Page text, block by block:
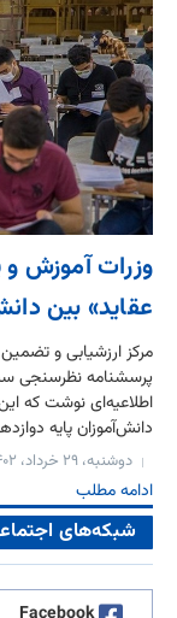
وزرات آموزش
عقاید» بین
مرکز ارزشیابی و
پرسشنامه نظرسنجی
اطلاعیه‌ای نوشت که
دانش‌آموزان پایه
دوشنبه، ۲۹ خرداد، ۱۴۰۲
ادامه مطلب
شبکه‌های